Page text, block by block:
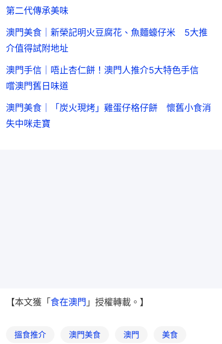
第二代傳承美味
澳門美食｜新榮記明火豆腐花、魚麵蠔仔米 5大推
介值得試附地址
澳門手信｜唔止杏仁餅！澳門人推介5大特色手信
嚐澳門舊日味道
澳門美食｜「炭火現烤」雞蛋仔格仔餅 懷舊小食消
失中咪走寶
【本文獲「 食在澳門 」授權轉載。】
搵食推介 澳門美食 澳門 美食